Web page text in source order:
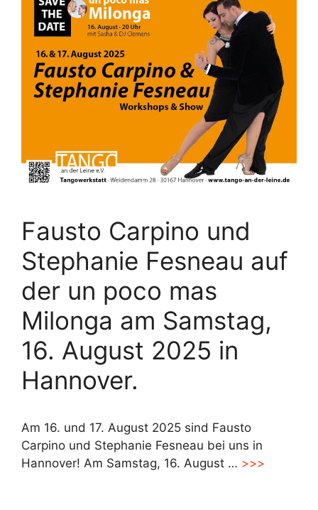
Fausto Carpino und
Stephanie Fesneau auf
der un poco mas
Milonga am Samstag,
16. August 2025 in
Hannover.
Am 16. und 17. August 2025 sind Fausto
Carpino und Stephanie Fesneau bei uns in
Hannover! Am Samstag, 16. August … >>>